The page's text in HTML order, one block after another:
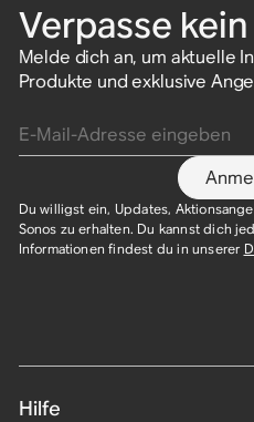
Verpasse
Melde dich an, um aktuelle
Produkte und exklusive
Du willigst ein, Updates,
Sonos zu erhalten. Du kannst dich
Informationen findest du in unserer
Hilfe